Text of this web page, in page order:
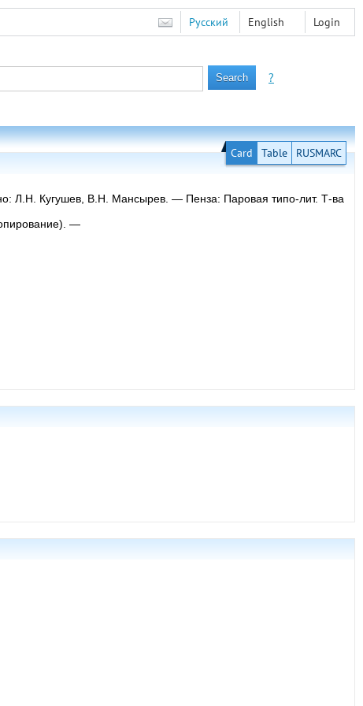
Login
Русский English
?
Card Table RUSMARC
Л.Н. Кугушев, В.Н. Мансырев. — Пенза: Паровая типо-лит. Т-ва
—